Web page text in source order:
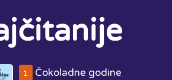
1
Čokoladne godine